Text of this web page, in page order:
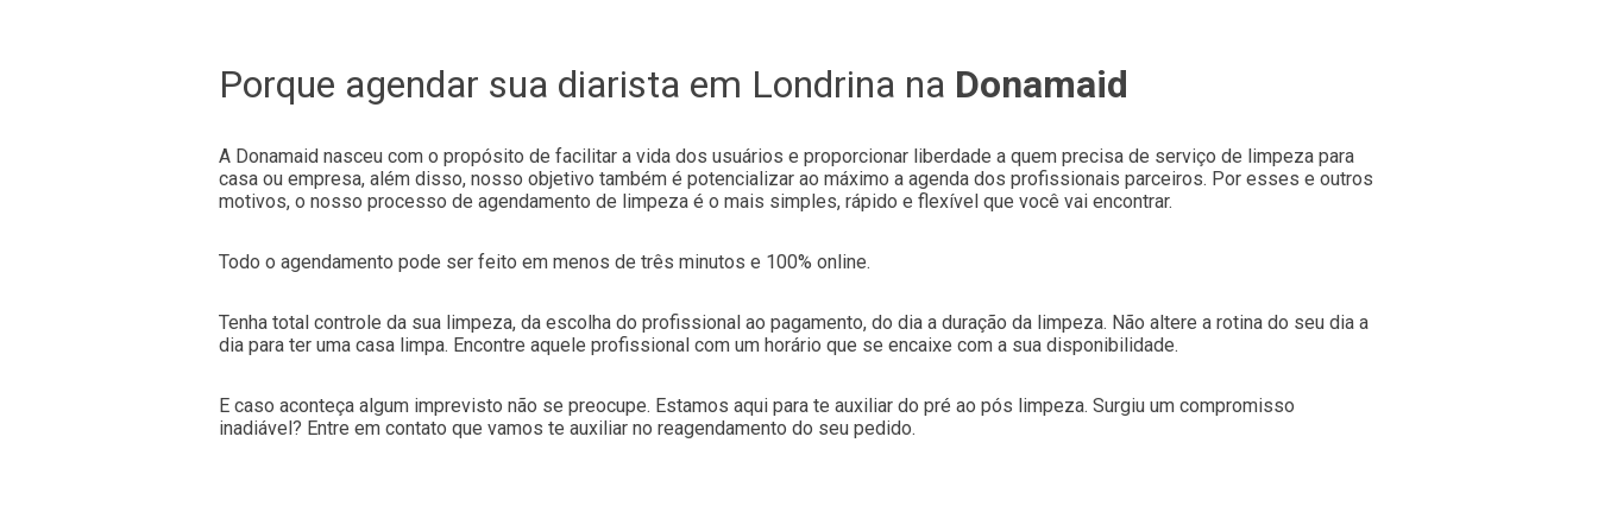
Porque agendar sua diarista em Londrina na Donamaid
A Donamaid nasceu com o propósito de facilitar a vida dos usuários e proporcionar liberdade a quem precisa de serviço de limpeza para
casa ou empresa, além disso, nosso objetivo também é potencializar ao máximo a agenda dos profissionais parceiros. Por esses e outros
motivos, o nosso processo de agendamento de limpeza é o mais simples, rápido e flexível que você vai encontrar.
Todo o agendamento pode ser feito em menos de três minutos e 100% online.
Tenha total controle da sua limpeza, da escolha do profissional ao pagamento, do dia a duração da limpeza. Não altere a rotina do seu dia a
dia para ter uma casa limpa. Encontre aquele profissional com um horário que se encaixe com a sua disponibilidade.
E caso aconteça algum imprevisto não se preocupe. Estamos aqui para te auxiliar do pré ao pós limpeza. Surgiu um compromisso
inadiável? Entre em contato que vamos te auxiliar no reagendamento do seu pedido.